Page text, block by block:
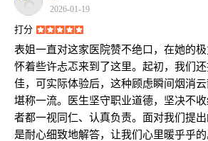
2026-01-19
打分
表姐一直对这家医院赞不绝口，在她的
怀着些许忐忑来到了这里。起初，我们
佳，可实际体验后，这种顾虑瞬间烟消
堪称一流。医生坚守职业道德，坚决不
者都一视同仁、认真负责。面对我们提
是耐心细致地解答，让我们心里暖乎乎